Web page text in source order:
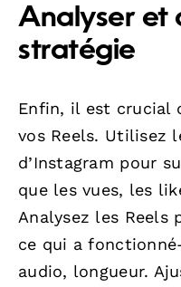
Analyser et
stratégie
Enfin, il est crucial
vos Reels. Utilisez
d’Instagram pour
que les vues, les
Analysez les
ce qui a
audio, longueur.